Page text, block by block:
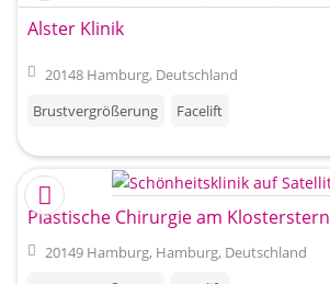
Alster Klinik
20148 Hamburg, Deutschland
Brustvergrößerung
Facelift
Plastische Chirurgie am Klosterstern
20149 Hamburg, Hamburg, Deutschland